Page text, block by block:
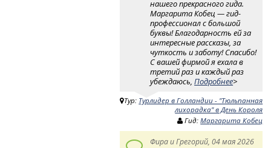
нашего прекрасного гида.
Маргарита Кобец — гид-
профессионал с большой
буквы! Благодарность ей за
интересные рассказы, за
чуткость и заботу! Спасибо!
С вашей фирмой я ехала в
третий раз и каждый раз
убеждаюсь,Подробнее>
Тур: Турлидер в Голландии - "Тюльпанная
лихорадка" в День Короля
Гид:Маргарита Кобец
Фира и Грегорий, 04 мая 2026